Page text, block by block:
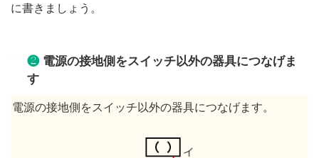
に書きましょう。
❷電源の接地側をスイッチ以外の器具につなげま
す
電源の接地側をスイッチ以外の器具につなげます。